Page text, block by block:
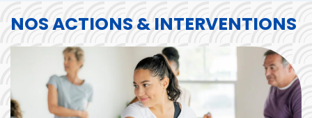
n
c
e
F
e
a
a
NOS ACTIONS & INTERVENTIONS